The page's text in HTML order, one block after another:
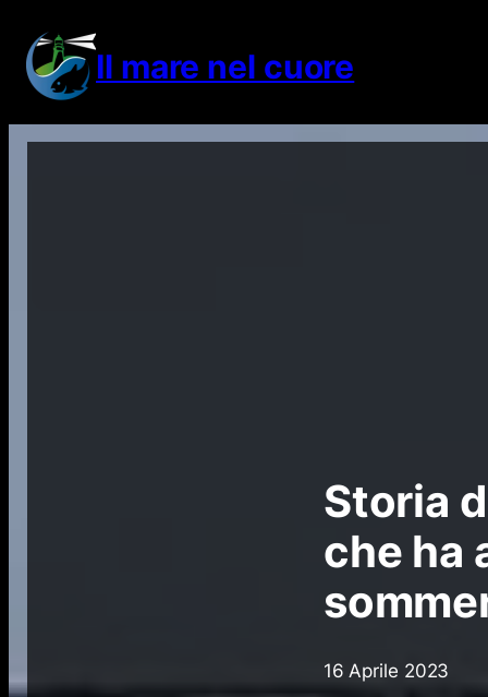
contenuto Il mare nel cuore
Storia
che ha
16 Aprile 2023